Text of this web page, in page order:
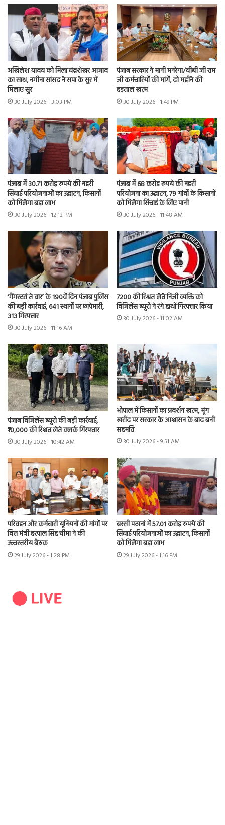
अखिलेश यादव को मिला चंद्रशेखर आजाद
का साथ, नगीना सांसद ने सपा के सुर में
मिलाए सुर
30 July 2026 - 3:03 PM
पंजाब सरकार ने मानी मनरेगा/वीबी जी राम
जी कर्मचारियों की मांगें, दो महीने की
हड़ताल खत्म
30 July 2026 - 1:49 PM
पंजाब में 30.71 करोड़ रुपये की नहरी
सिंचाई परियोजनाओं का उद्घाटन, किसानों
को मिलेगा बड़ा लाभ
30 July 2026 - 12:13 PM
पंजाब में 68 करोड़ रुपये की नहरी
परियोजना का उद्घाटन, 79 गांवों के किसानों
को मिलेगा सिंचाई के लिए पानी
30 July 2026 - 11:48 AM
‘गैंगस्टरां ते वार’ के 190वें दिन पंजाब पुलिस
की बड़ी कार्रवाई, 641 स्थानों पर छापेमारी,
313 गिरफ्तार
30 July 2026 - 11:16 AM
7200 की रिश्वत लेते निजी व्यक्ति को
विजिलेंस ब्यूरो ने रंगे हाथों गिरफ्तार किया
30 July 2026 - 11:02 AM
पंजाब विजिलेंस ब्यूरो की बड़ी कार्रवाई,
₹10,000 की रिश्वत लेते क्लर्क गिरफ्तार
30 July 2026 - 10:42 AM
भोपाल में किसानों का प्रदर्शन खत्म, मूंग
खरीद पर सरकार के आश्वासन के बाद बनी
सहमति
30 July 2026 - 9:51 AM
परिवहन और कर्मचारी यूनियनों की मांगों पर
वित्त मंत्री हरपाल सिंह चीमा ने की
उच्चस्तरीय बैठक
29 July 2026 - 1:28 PM
बस्सी पठानां में 57.01 करोड़ रुपये की
सिंचाई परियोजनाओं का उद्घाटन, किसानों
को मिलेगा बड़ा लाभ
29 July 2026 - 1:16 PM